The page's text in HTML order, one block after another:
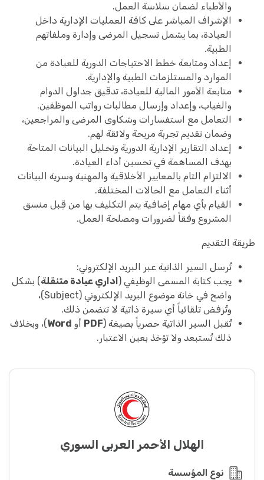
والأطباء لضمان سلاسة العمل.
الإشراف المباشر على كافة العمليات الإدارية داخل
العيادة، بما يشمل تسجيل المرضى وإدارة وملفاتهم
الطبية.
إعداد ومتابعة خطط الاحتياجات الدورية للعيادة من
الموارد والمستلزمات الطبية والإدارية.
متابعة الأمور المالية للعيادة، تدقيق جداول الدوام
والغياب، وإعداد وإرسال مطالبات رواتب الموظفين.
التعامل مع استفسارات وشكاوى المرضى والمراجعين،
وضمان تقديم تجربة مريحة ولائقة لهم.
إعداد التقارير الإدارية الدورية وتحليل البيانات المتاحة
بهدف المساهمة في تحسين أداء العيادة.
الالتزام التام بالمعايير الأخلاقية والمهنية وسرية البيانات
أثناء التعامل مع الحالات المختلفة.
القيام بأي مهام إضافية يتم التكليف بها من قِبل منسق
المشروع وفقاً لضرورات ومصلحة العمل.
طريقة التقديم
تُرسل السير الذاتية عبر البريد الإلكتروني:
يجب كتابة المسمى الوظيفي (اداري عيادة متنقلة) بشكل
واضح في خانة موضوع البريد الإلكتروني (Subject)،
وتُرفض تلقائياً أي سيرة ذاتية لا تتضمن ذلك.
تُقبل السير الذاتية حصرياً بصيغة (PDF أو Word)، وبخلاف
ذلك تُستبعد ولا تؤخذ بعين الاعتبار.
الهلال الأحمر العربي السوري
نوع المؤسسة